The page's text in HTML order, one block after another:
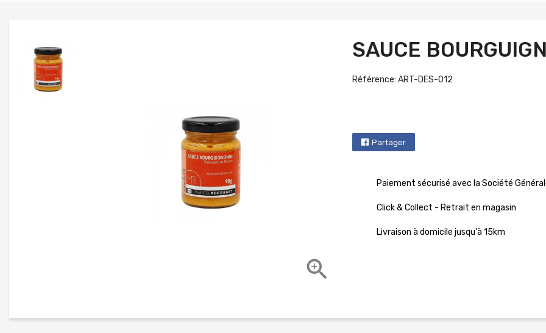

SAUCE
Référence: ART-DES-012
Partager
Paiement sécurisé avec la Société
Click & Collect - Retrait en magasin
Livraison à domicile jusqu'à 15km